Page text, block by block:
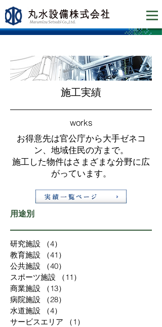
​施工実績
works
お得意先は官公庁から大手ゼネコ
ン、地域住民の方まで。
施工した物件はさまざまな分野に広
がっています。
用途別
研究施設 （4）
教育施設
（41）
公共施設
（40）
スポーツ施設
（11）
商業施設
（13）
病院施設
（28）
水道施設
（4）
サービスエリア
（1）